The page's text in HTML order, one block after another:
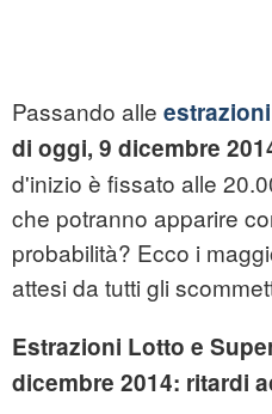
Passando alle
di oggi, 9 dicembre
d'inizio è fissato alle
che potranno apparire
probabilità? Ecco i
attesi da tutti gli
Estrazioni Lotto e
dicembre 2014: ritardi